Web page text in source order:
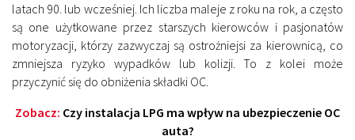
latach 90. lub wcześniej. Ich liczba maleje z roku na rok, a często
są one użytkowane przez starszych kierowców i pasjonatów
motoryzacji, którzy zazwyczaj są ostrożniejsi za kierownicą, co
zmniejsza ryzyko wypadków lub kolizji. To z kolei może
przyczynić się do obniżenia składki OC.
Zobacz: Czy instalacja LPG ma wpływ na ubezpieczenie OC
auta?